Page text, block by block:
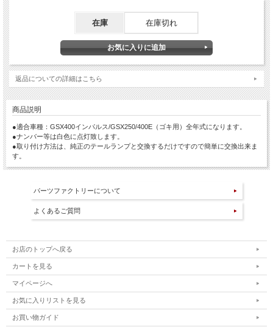
在庫 在庫切れ
返品についての詳細はこちら
商品説明
●適合車種：GSX400インパルス/GSX250/400E（ゴキ用）全年式になります。
●ナンバー等は白色に点灯致します。
●取り付け方法は、純正のテールランプと交換するだけですので簡単に交換出来ま
す。
パーツファクトリーについて
よくあるご質問
お店のトップへ戻る
カートを見る
マイページへ
お気に入りリストを見る
お買い物ガイド